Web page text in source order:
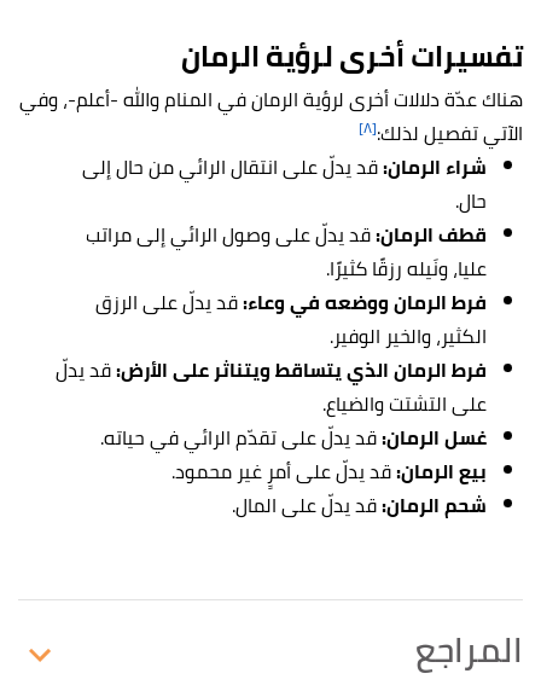
تفسيرات أخرى لرؤية الرمان
هناك عدّة دلالات أخرى لرؤية الرمان في المنام والله -أعلم-، وفي
الآتي تفصيل لذلك:[٨]
شراء الرمان:قد يدلّ على انتقال الرائي من حال إلى
حال.
قطف الرمان:قد يدلّ على وصول الرائي إلى مراتب
عليا، ونَيله رزقًا كثيرًا.
فرط الرمان ووضعه في وعاء:قد يدلّ على الرزق
الكثير، والخير الوفير.
فرط الرمانالذي يتساقط ويتناثر على الأرض:قد يدلّ
على التشتت والضياع.
غسل الرمان:قد يدلّ على تقدّم الرائي في حياته.
بيع الرمان:قد يدلّ على أمرٍ غير محمود.
شحم الرمان:قد يدلّ على المال.
المراجع